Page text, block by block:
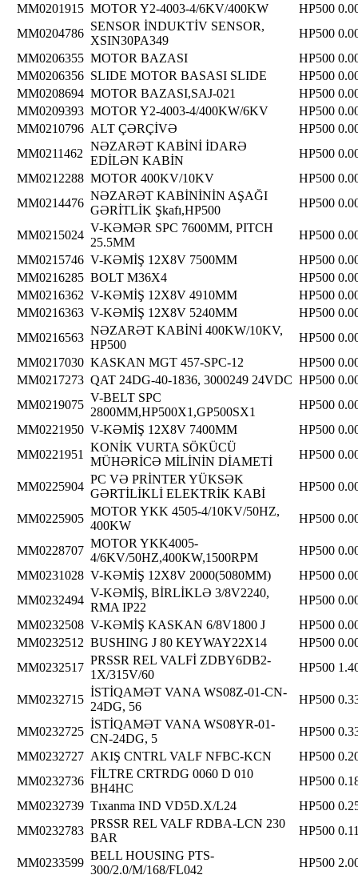
MM0201915 MOTOR Y2-4003-4/6KV/400KW HP500
MM0204786
SENSOR İNDUKTİV SENSOR,
XSIN30PA349
HP500
MM0206355 MOTOR BAZASI HP500
MM0206356 SLIDE MOTOR BASASI SLIDE HP500
MM0208694 MOTOR BAZASI,SAJ-021 HP500
MM0209393 MOTOR Y2-4003-4/400KW/6KV HP500
MM0210796 ALT ÇƏRÇİVƏ HP500
MM0211462
NƏZARƏT KABİNİ İDARƏ
EDİLƏN KABİN
HP500
MM0212288 MOTOR 400KV/10KV HP500
MM0214476
NƏZARƏT KABİNİNİN AŞAĞI
GƏRİTLİK Şkafı,HP500
HP500
MM0215024
V-KƏMƏR SPC 7600MM, PITCH
25.5MM
HP500
MM0215746 V-KƏMİŞ 12X8V 7500MM HP500
MM0216285 BOLT M36X4 HP500
MM0216362 V-KƏMİŞ 12X8V 4910MM HP500
MM0216363 V-KƏMİŞ 12X8V 5240MM HP500
MM0216563
NƏZARƏT KABİNİ 400KW/10KV,
HP500
HP500
MM0217030 KASKAN MGT 457-SPC-12 HP500
MM0217273 QAT 24DG-40-1836, 3000249 24VDC HP500
MM0219075
V-BELT SPC
2800MM,HP500X1,GP500SX1
HP500
MM0221950 V-KƏMİŞ 12X8V 7400MM HP500
MM0221951
KONİK VURTA SÖKÜCÜ
MÜHƏRİCƏ MİLİNİN DİAMETİ
HP500
MM0225904
PC VƏ PRİNTER YÜKSƏK
GƏRTİLİKLİ ELEKTRİK KABİ
HP500
MM0225905
MOTOR YKK 4505-4/10KV/50HZ,
400KW
HP500
MM0228707
MOTOR YKK4005-
4/6KV/50HZ,400KW,1500RPM
HP500
MM0231028 V-KƏMİŞ 12X8V 2000(5080MM) HP500
MM0232494
V-KƏMİŞ, BİRLİKLƏ 3/8V2240,
RMA IP22
HP500
MM0232508 V-KƏMİŞ KASKAN 6/8V1800 J HP500
MM0232512 BUSHING J 80 KEYWAY22X14 HP500
MM0232517
PRSSR REL VALFİ ZDBY6DB2-
1X/315V/60
HP500
MM0232715
İSTİQAMƏT VANA WS08Z-01-CN-
24DG, 56
HP500
MM0232725
İSTİQAMƏT VANA WS08YR-01-
CN-24DG, 5
HP500
MM0232727 AKIŞ CNTRL VALF NFBC-KCN HP500
MM0232736
FİLTRE CRTRDG 0060 D 010
BH4HC
HP500
MM0232739 Tıxanma IND VD5D.X/L24 HP500
MM0232783
PRSSR REL VALF RDBA-LCN 230
BAR
HP500
MM0233599
BELL HOUSING PTS-
300/2.0/M/168/FL042
HP500